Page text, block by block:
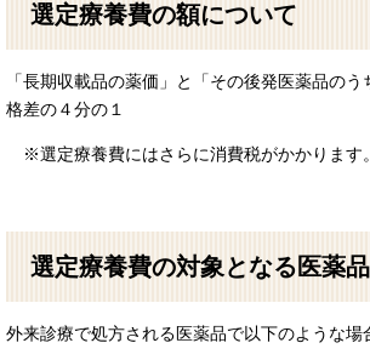
選定療養費の額について
「長期収載品の薬価」と「その後発医薬品の
格差の４分の１
※選定療養費にはさらに消費税がかかります。
選定療養費の対象となる医薬
外来診療で処方される医薬品で以下のような場